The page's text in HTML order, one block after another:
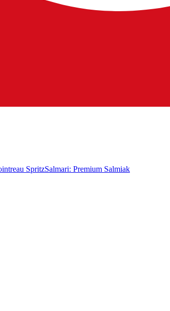
SpritzSalmari: Premium Salmiak